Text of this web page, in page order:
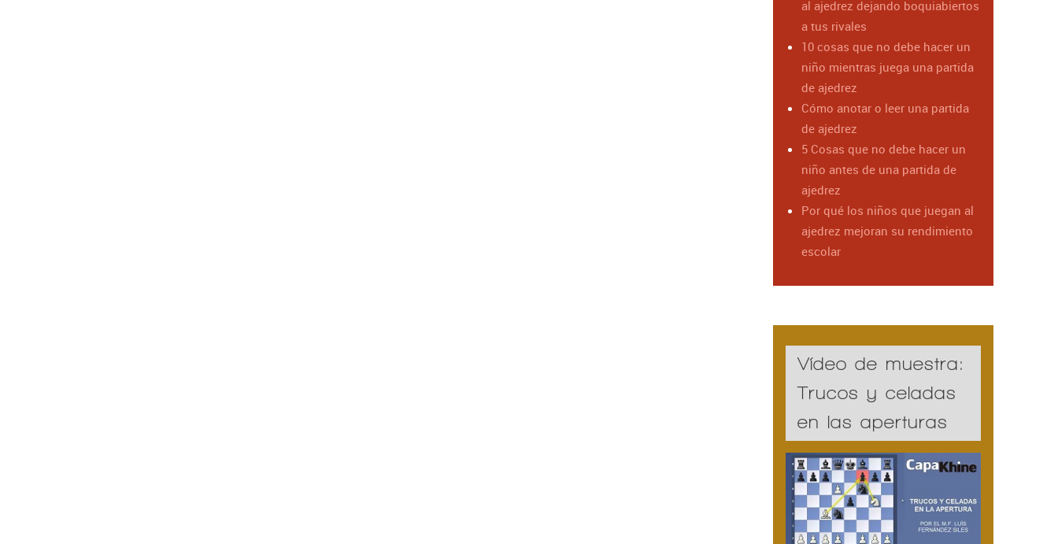
al ajedrez dejando boquiabiertos
a tus rivales
10 cosas que no debe hacer un
niño mientras juega una partida
de ajedrez
Cómo anotar o leer una partida
de ajedrez
5 Cosas que no debe hacer un
niño antes de una partida de
ajedrez
Por qué los niños que juegan al
ajedrez mejoran su rendimiento
escolar
Vídeo de muestra:
Trucos y celadas
en las aperturas